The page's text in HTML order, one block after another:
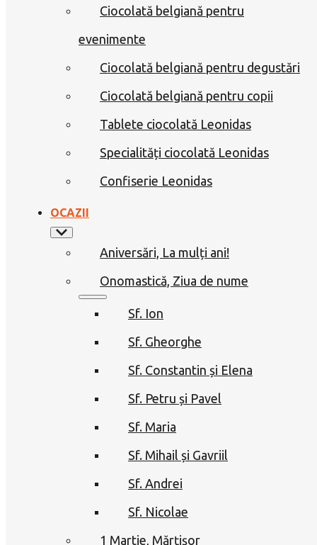
Ciocolată belgiană pentru
evenimente
Ciocolată belgiană pentru degustări
Ciocolată belgiană pentru copii
Tablete ciocolată Leonidas
Specialități ciocolată Leonidas
Confiserie Leonidas
OCAZII
Aniversări, La mulți ani!
Onomastică, Ziua de nume
Sf. Ion
Sf. Gheorghe
Sf. Constantin și Elena
Sf. Petru și Pavel
Sf. Maria
Sf. Mihail și Gavriil
Sf. Andrei
Sf. Nicolae
1 Martie, Mărțișor